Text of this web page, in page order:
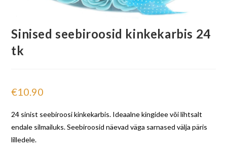
Sinised seebiroosid kinkekarbis 24
tk
€10.90
24 sinist seebiroosi kinkekarbis. Ideaalne kingidee või lihtsalt
endale silmailuks. Seebiroosid näevad väga sarnased välja päris
lilledele.